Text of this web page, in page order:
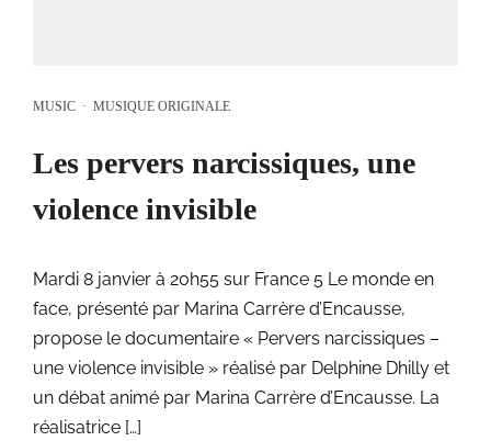
MUSIC · MUSIQUE ORIGINALE
Les pervers narcissiques, une
violence invisible
Mardi 8 janvier à 20h55 sur France 5 Le monde en
face, présenté par Marina Carrère d’Encausse,
propose le documentaire « Pervers narcissiques –
une violence invisible » réalisé par Delphine Dhilly et
un débat animé par Marina Carrère d’Encausse. La
réalisatrice […]